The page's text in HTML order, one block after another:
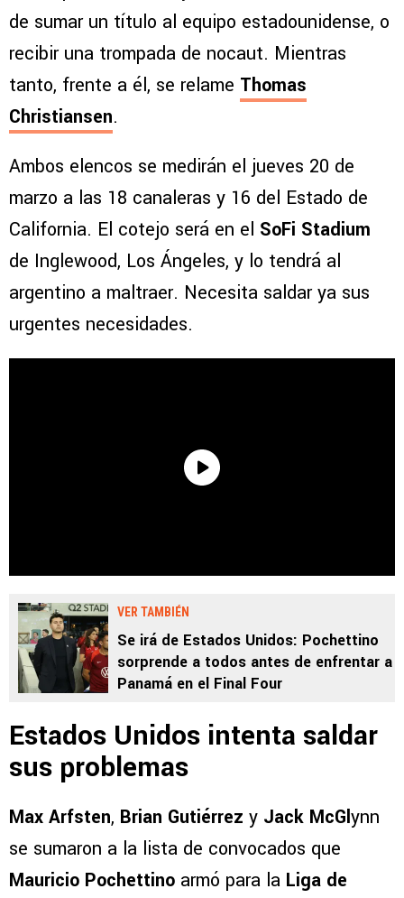
de sumar un título al equipo estadounidense, o
recibir una trompada de nocaut. Mientras
tanto, frente a él, se relame Thomas
Christiansen.
Ambos elencos se medirán el jueves 20 de
marzo a las 18 canaleras y 16 del Estado de
California. El cotejo será en el SoFi Stadium
de Inglewood, Los Ángeles, y lo tendrá al
argentino a maltraer. Necesita saldar ya sus
urgentes necesidades.
VER TAMBIÉN
Se irá de Estados Unidos: Pochettino
sorprende a todos antes de enfrentar a
Panamá en el Final Four
Estados Unidos intenta saldar
sus problemas
Max Arfsten, Brian Gutiérrez y Jack McGlynn
se sumaron a la lista de convocados que
Mauricio Pochettino armó para la Liga de